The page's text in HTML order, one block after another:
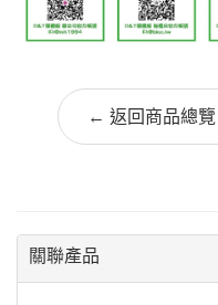
← 返回商品總覽
關聯產品